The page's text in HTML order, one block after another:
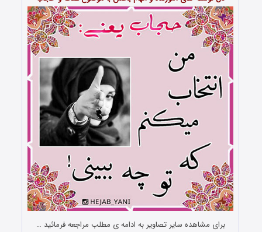
برای مشاهده سایر تصاویر به ادامه ی مطلب مراجعه فرمائید …